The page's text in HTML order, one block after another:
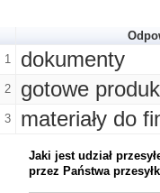
1
dokumenty
2 gotowe
3 materiały do
Jaki jest udział
przez Państwa